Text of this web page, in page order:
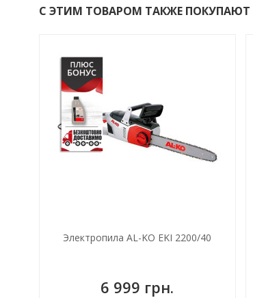
С ЭТИМ ТОВАРОМ ТАКЖЕ ПОКУПАЮТ
Электропила AL-KO EKI 2200/40
6 999 грн.